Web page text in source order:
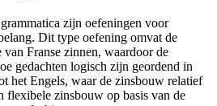
zijn oefeningen voor
Dit type oefening omvat de
Franse zinnen, waardoor de
gedachten logisch zijn geordend in
het Engels, waar de zinsbouw relatief
flexibele zinsbouw op basis van de